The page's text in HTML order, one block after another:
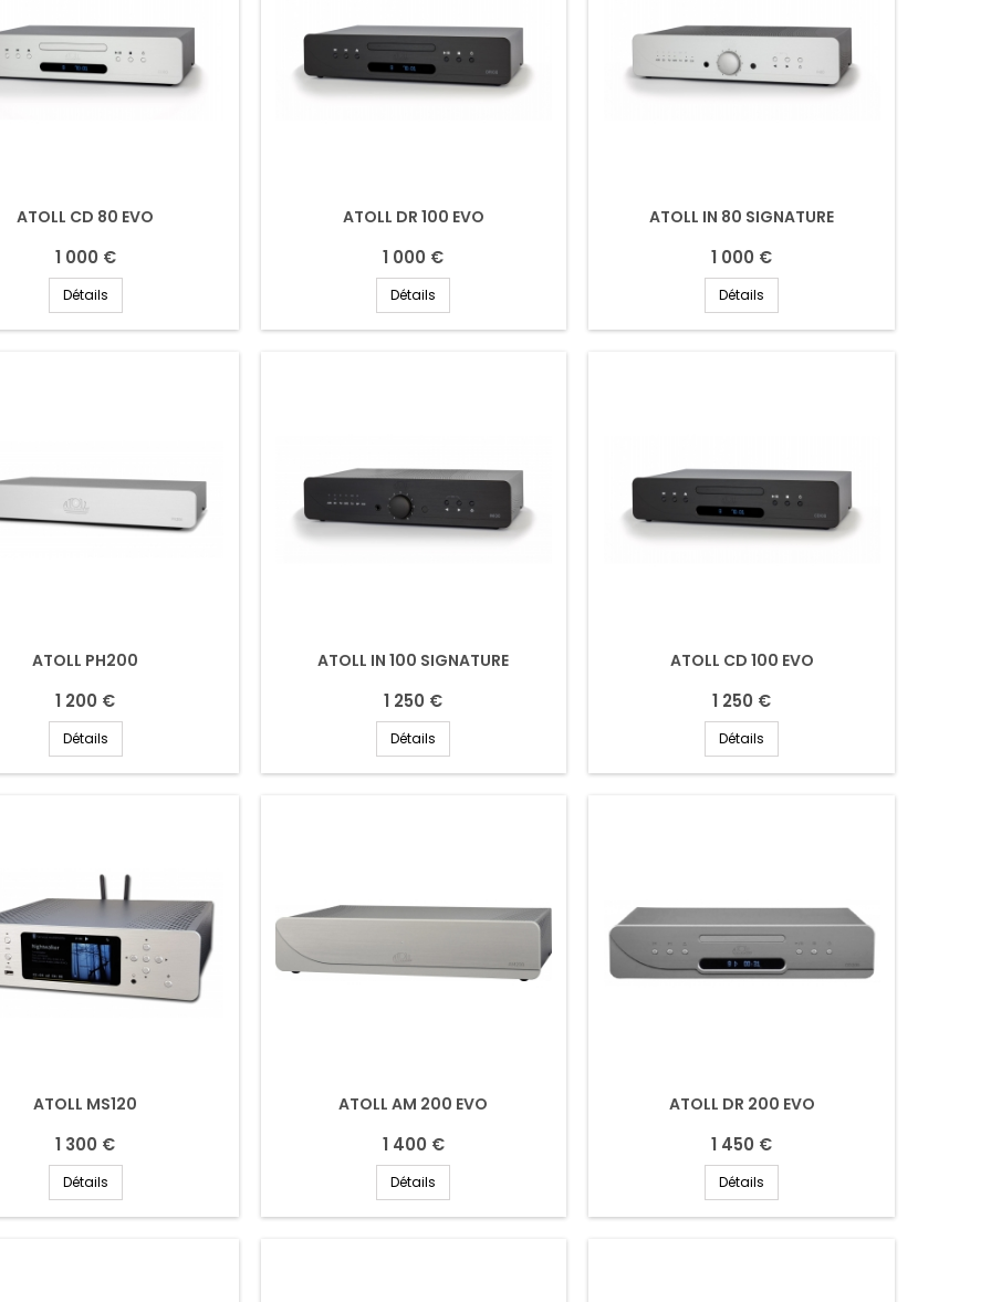
ATOLL CD 80 EVO
1 000 €
Détails
ATOLL DR 100 EVO
1 000 €
Détails
ATOLL IN 80 SIGNATURE
1 000 €
Détails
ATOLL PH200
1 200 €
Détails
ATOLL IN 100 SIGNATURE
1 250 €
Détails
ATOLL CD 100 EVO
1 250 €
Détails
ATOLL MS120
1 300 €
Détails
ATOLL AM 200 EVO
1 400 €
Détails
ATOLL DR 200 EVO
1 450 €
Détails